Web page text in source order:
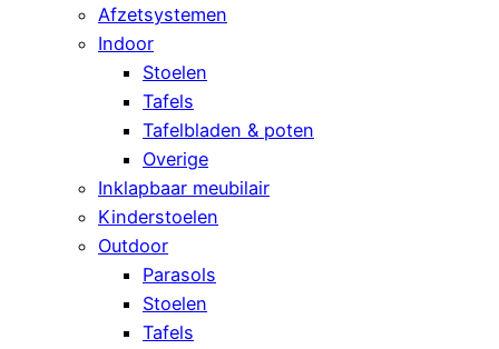
Afzetsystemen
Indoor
Stoelen
Tafels
Tafelbladen & poten
Overige
Inklapbaar meubilair
Kinderstoelen
Outdoor
Parasols
Stoelen
Tafels